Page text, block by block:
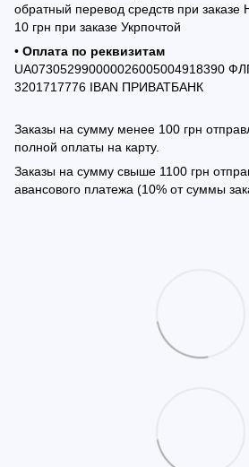
обратный перевод средств при заказе
10 грн при заказе Укрпочтой
• Оплата по реквизитам
UA073052990000026005004918390
3201717776 IBAN ПРИВАТБАНК
Заказы на сумму менее 100 грн
полной оплаты на карту.
Заказы на сумму свыше 1100 грн
авансового платежа (10% от суммы